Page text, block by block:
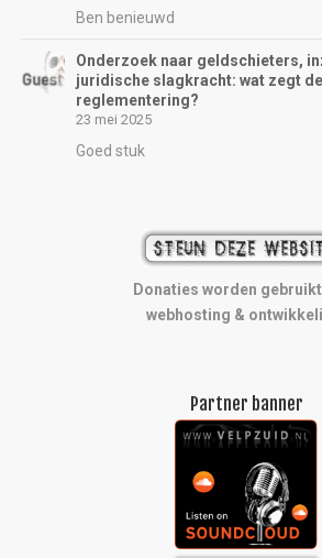
Ben benieuwd
Onderzoek naar geldschieters,
juridische slagkracht: wat zegt de
reglementering?
23 mei 2025
Goed stuk
Donaties worden
webhosting &
Partner banner